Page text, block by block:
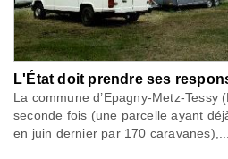
L'État doit prendre ses
La commune d’Epagny-Metz-Tessy
seconde fois (une parcelle ayant
en juin dernier par 170 caravanes),...